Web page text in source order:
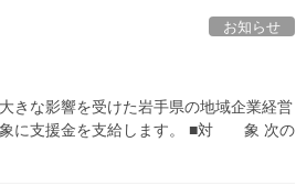
お知らせ
きな影響を受けた岩手県の地域企業経営
象に支援金を支給します。 ■対 象 次の